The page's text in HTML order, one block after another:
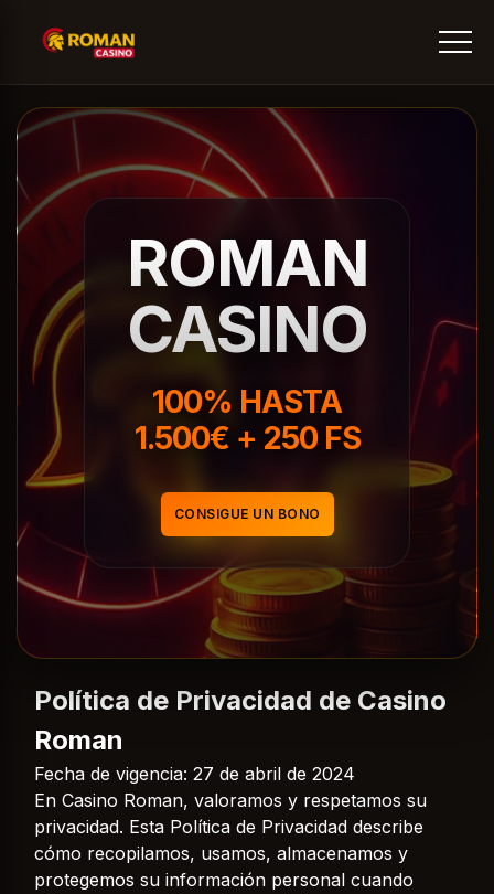
ROMAN
CASINO
100% HASTA
1.500€ + 250 FS
CONSIGUE UN BONO
Política de Privacidad de Casino
Roman
Fecha de vigencia: 27 de abril de 2024
En Casino Roman, valoramos y respetamos su
privacidad. Esta Política de Privacidad describe
cómo recopilamos, usamos, almacenamos y
protegemos su información personal cuando